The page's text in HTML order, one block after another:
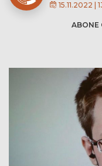
15.11.2022 |
ABONE